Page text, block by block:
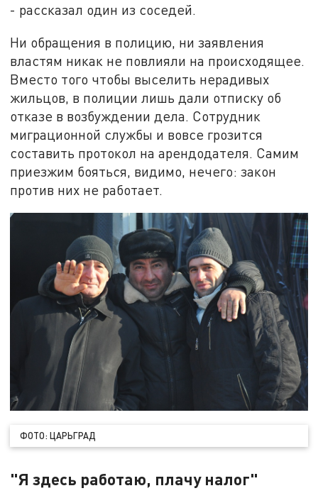
- рассказал один из соседей.
Ни обращения в полицию, ни заявления
властям никак не повлияли на происходящее.
Вместо того чтобы выселить нерадивых
жильцов, в полиции лишь дали отписку об
отказе в возбуждении дела. Сотрудник
миграционной службы и вовсе грозится
составить протокол на арендодателя. Самим
приезжим бояться, видимо, нечего: закон
против них не работает.
ФОТО: ЦАРЬГРАД
"Я здесь работаю, плачу налог"